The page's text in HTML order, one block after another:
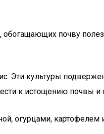
обогащающих почву
Эти культуры
к истощению почвы
огурцами, картофелем